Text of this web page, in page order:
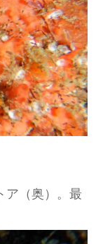
ア（奥）。最